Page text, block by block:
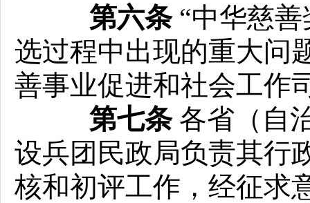
第六条“中华慈善
选过程中出现的重大问
善事业促进和社会工作
第七条各省（自
设兵团民政局负责其行
核和初评工作，经征求